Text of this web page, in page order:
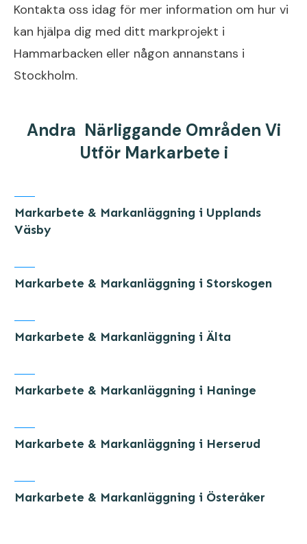
Kontakta oss idag för mer information om hur vi
kan hjälpa dig med ditt markprojekt i
Hammarbacken eller någon annanstans i
Stockholm.
Andra Närliggande Områden Vi
Utför Markarbete i
Markarbete & Markanläggning i Upplands
Väsby
Markarbete & Markanläggning i Storskogen
Markarbete & Markanläggning i Älta
Markarbete & Markanläggning i Haninge
Markarbete & Markanläggning i Herserud
Markarbete & Markanläggning i Österåker